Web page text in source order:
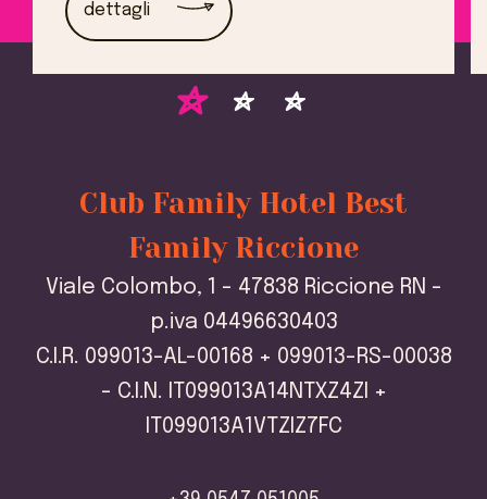
dettagli
Club Family Hotel Best
Family Riccione
Viale Colombo, 1 - 47838 Riccione RN -
p.iva 04496630403
C.I.R. 099013-AL-00168 + 099013-RS-00038
- C.I.N. IT099013A14NTXZ4ZI +
IT099013A1VTZIZ7FC